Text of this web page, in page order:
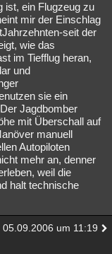
ist, ein Flugzeug zu
mir der Einschlag
seit der
wie das
im Tiefflug heran,
und
sie ein
Jagdbomber
mit Überschall auf
manuell
Autopiloten
mehr an, denner
weil die
halt technische
05.09.2006 um 11:19